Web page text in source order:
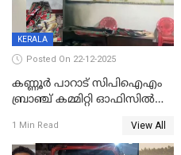
KERALA
Posted On 22-12-2025
കണ്ണൂർ പാറാട് സിപിഐഎം
ബ്രാഞ്ച് കമ്മിറ്റി ഓഫിസിൽ
ചിത്രങ്ങളടക്കം കത്തിയ
നിലയിൽ
1 Min Read View All